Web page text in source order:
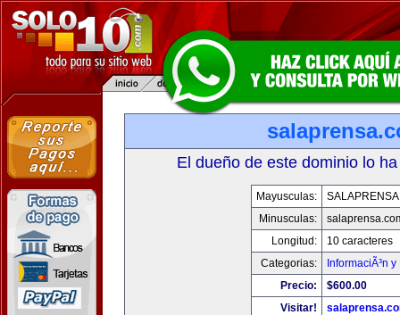
El dueño de este dominio lo
Mayusculas:
Minusculas:
Longitud:
10 caracteres
Categorias:
InformaciÃ³n
Precio:
$600.00
Visitar!